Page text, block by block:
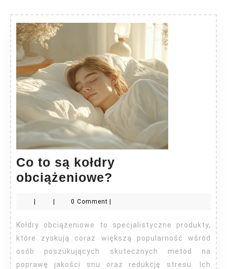
Co to są kołdry
obciążeniowe?
kołdry
obciążeniowe?
| | 0 Comment |
Kołdry obciążeniowe to specjalistyczne produkty,
które zyskują coraz większą popularność wśród
osób poszukujących skutecznych metod na
poprawę jakości snu oraz redukcję stresu. Ich